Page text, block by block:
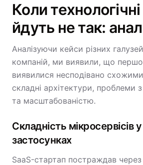
Коли
йдуть не так:
Аналізуючи кейси різних галузей
компаній, ми виявили, що
виявилися несподівано
складні архітектури, проблеми
та масштабованістю.
Складність мікросервісів
застосунках
SaaS-стартап постраждав